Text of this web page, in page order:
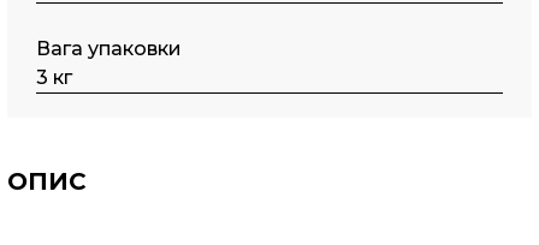
Вага упаковки
3 кг
ОПИС